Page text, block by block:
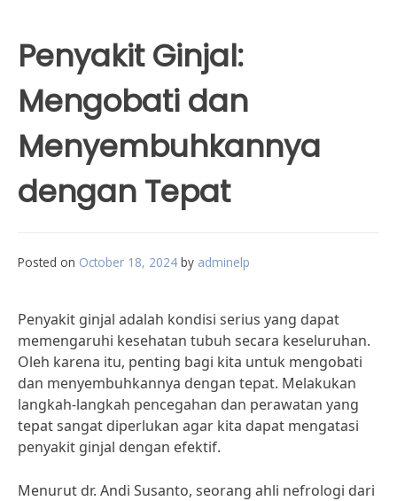
Penyakit Ginjal:
Mengobati dan
Menyembuhkannya
dengan Tepat
Posted on October 18, 2024 by adminelp
Penyakit ginjal adalah kondisi serius yang dapat
memengaruhi kesehatan tubuh secara keseluruhan.
Oleh karena itu, penting bagi kita untuk mengobati
dan menyembuhkannya dengan tepat. Melakukan
langkah-langkah pencegahan dan perawatan yang
tepat sangat diperlukan agar kita dapat mengatasi
penyakit ginjal dengan efektif.
Menurut dr. Andi Susanto, seorang ahli nefrologi dari